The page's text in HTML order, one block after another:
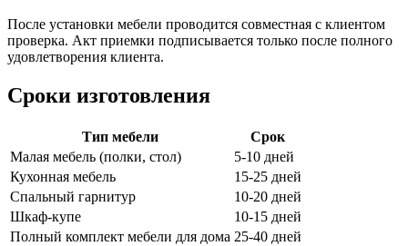
После установки мебели проводится совместная с клиентом
проверка. Акт приемки подписывается только после полного
удовлетворения клиента.
Сроки изготовления
Тип мебели
Срок
Малая мебель (полки, стол)
5-10 дней
Кухонная мебель
15-25 дней
Спальный гарнитур
10-20 дней
Шкаф-купе
10-15 дней
Полный комплект мебели для дома 25-40 дней